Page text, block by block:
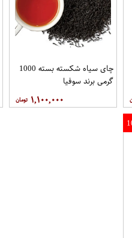
چای سیاه شکسته بسته 1000
گرمی برند سوفیا
۱,۱۰۰,۰۰۰